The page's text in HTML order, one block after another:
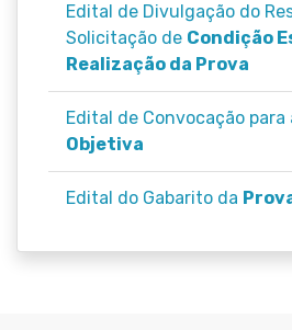
Edital de Divulgação do
Solicitação de Condição
Realização da Prova
Edital de Convocação para
Objetiva
Edital do Gabarito da